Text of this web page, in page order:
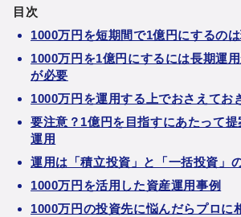
目次
1000万円を短期間で1億円にするの
1000万円を1億円にするには長期運
が必要
1000万円を運用する上でおさえてお
要注意？1億円を目指すにあたって
運用
運用は「積立投資」と「一括投資」
1000万円を活用した資産運用事例
1000万円の投資先に悩んだらプロに